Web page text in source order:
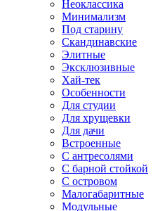
Неоклассика
Минимализм
Под старину
Скандинавские
Элитные
Эксклюзивные
Хай-тек
Особенности
Для студии
Для хрущевки
Для дачи
Встроенные
С антресолями
С барной стойкой
С островом
Малогабаритные
Модульные